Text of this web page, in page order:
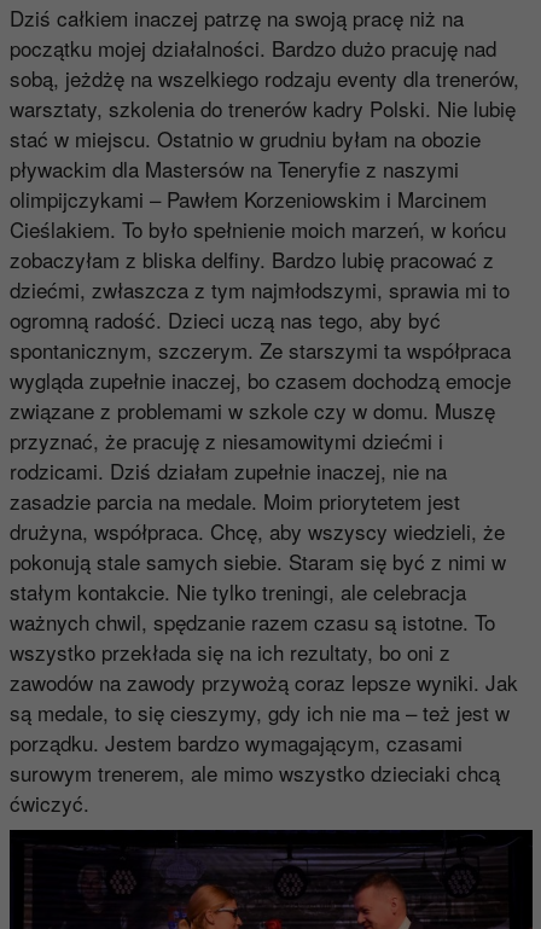
Dziś całkiem inaczej patrzę na swoją pracę niż na
początku mojej działalności. Bardzo dużo pracuję nad
sobą, jeżdżę na wszelkiego rodzaju eventy dla trenerów,
warsztaty, szkolenia do trenerów kadry Polski. Nie lubię
stać w miejscu. Ostatnio w grudniu byłam na obozie
pływackim dla Mastersów na Teneryfie z naszymi
olimpijczykami – Pawłem Korzeniowskim i Marcinem
Cieślakiem. To było spełnienie moich marzeń, w końcu
zobaczyłam z bliska delfiny. Bardzo lubię pracować z
dziećmi, zwłaszcza z tym najmłodszymi, sprawia mi to
ogromną radość. Dzieci uczą nas tego, aby być
spontanicznym, szczerym. Ze starszymi ta współpraca
wygląda zupełnie inaczej, bo czasem dochodzą emocje
związane z problemami w szkole czy w domu. Muszę
przyznać, że pracuję z niesamowitymi dziećmi i
rodzicami. Dziś działam zupełnie inaczej, nie na
zasadzie parcia na medale. Moim priorytetem jest
drużyna, współpraca. Chcę, aby wszyscy wiedzieli, że
pokonują stale samych siebie. Staram się być z nimi w
stałym kontakcie. Nie tylko treningi, ale celebracja
ważnych chwil, spędzanie razem czasu są istotne. To
wszystko przekłada się na ich rezultaty, bo oni z
zawodów na zawody przywożą coraz lepsze wyniki. Jak
są medale, to się cieszymy, gdy ich nie ma – też jest w
porządku. Jestem bardzo wymagającym, czasami
surowym trenerem, ale mimo wszystko dzieciaki chcą
ćwiczyć.